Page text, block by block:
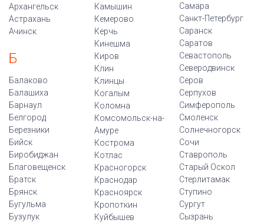
Архангельск
Астрахань
Ачинск
Б
Балаково
Балашиха
Барнаул
Белгород
Березники
Бийск
Биробиджан
Благовещенск
Братск
Брянск
Бугульма
Бузулук
Камышин
Кемерово
Керчь
Кинешма
Киров
Клин
Клинцы
Когалым
Коломна
Комсомольск-на-
Амуре
Кострома
Котлас
Красногорск
Краснодар
Красноярск
Кропоткин
Куйбышев
Самара
Санкт-Петербург
Саранск
Саратов
Севастополь
Северодвинск
Серов
Серпухов
Симферополь
Смоленск
Солнечногорск
Сочи
Ставрополь
Старый Оскол
Стерлитамак
Ступино
Сургут
Сызрань